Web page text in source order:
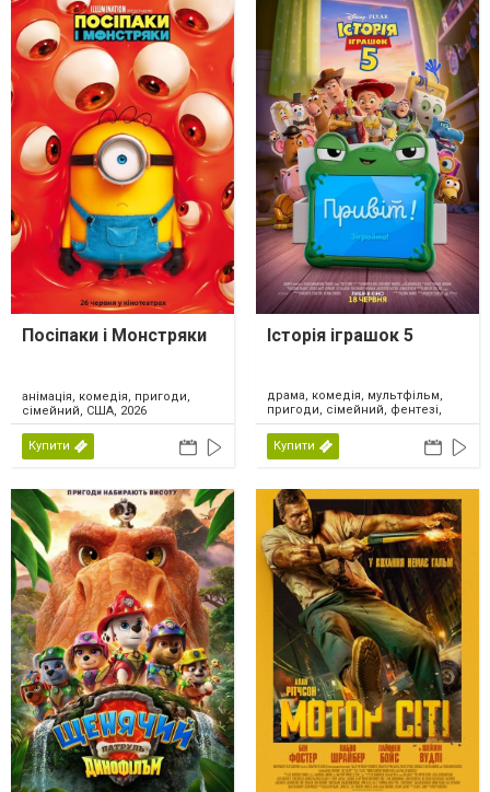
Посіпаки і Монстряки
анімація, комедія, пригоди,
сімейний, США, 2026
Купити
Історія іграшок 5
драма, комедія, мультфільм,
пригоди, сімейний, фентезі,
США, 2026
Купити